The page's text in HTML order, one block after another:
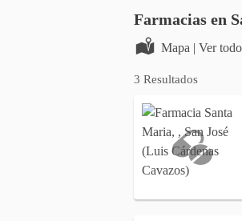
Farmacias en
Mapa | Ver
3 Resultados